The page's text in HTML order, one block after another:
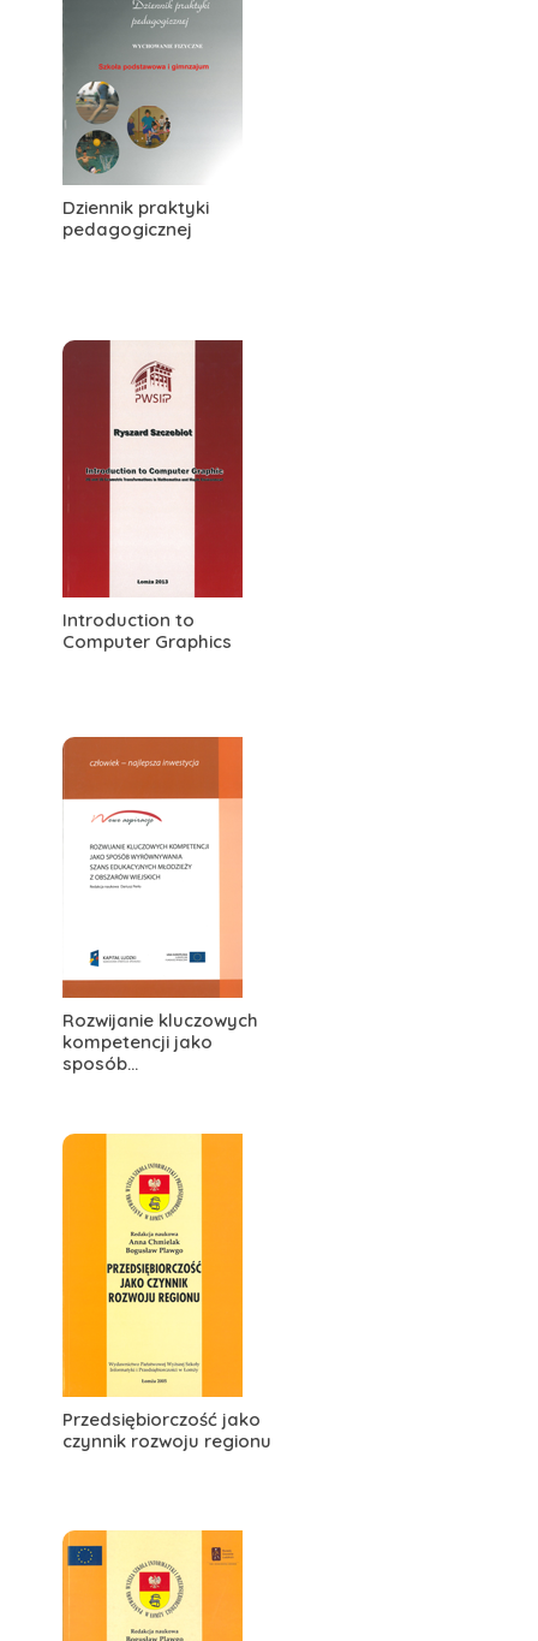
Dziennik praktyki
pedagogicznej
Introduction to
Computer Graphics
Rozwijanie kluczowych
kompetencji jako
sposób...
Przedsiębiorczość jako
czynnik rozwoju regionu